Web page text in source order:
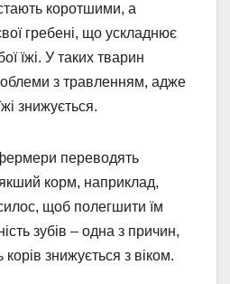
коротшими, а
гребені, що ускладнює
їжі. У таких тварин
з травленням, адже
знижується.
переводять
корм, наприклад,
щоб полегшити їм
зубів – одна з причин,
корів знижується з віком.